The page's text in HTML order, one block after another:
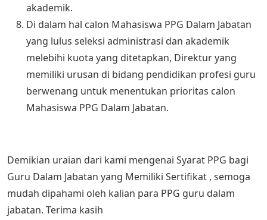
akademik.
Di dalam hal calon Mahasiswa PPG Dalam Jabatan
yang lulus seleksi administrasi dan akademik
melebihi kuota yang ditetapkan, Direktur yang
memiliki urusan di bidang pendidikan profesi guru
berwenang untuk menentukan prioritas calon
Mahasiswa PPG Dalam Jabatan.
Demikian uraian dari kami mengenai Syarat PPG bagi
Guru Dalam Jabatan yang Memiliki Sertifikat , semoga
mudah dipahami oleh kalian para PPG guru dalam
jabatan. Terima kasih